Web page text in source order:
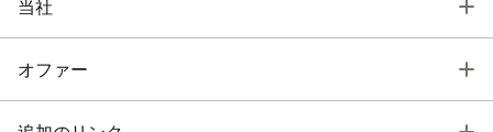
当社
オファー